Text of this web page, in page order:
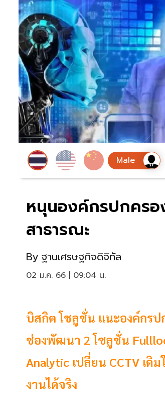
หนุนองค์กรปกครอ
สาธารณะ
By ฐานเศรษฐกิจดิจิทัล
02 ม.ค. 66 | 09:04 น.
บิสกิต โชลูชั่น แนะองค์กร
ช่องพัฒนา 2 โซลูชั่น
Analytic เปลี่ยน CCTV เ
งานได้จริง